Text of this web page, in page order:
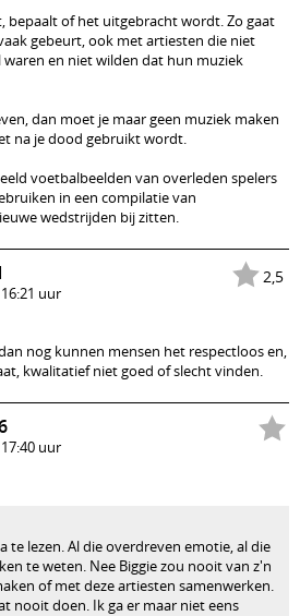
bepaalt of het uitgebracht wordt. Zo gaat
gebeurt, ook met artiesten die niet
en niet wilden dat hun muziek
dan moet je maar geen muziek maken
na je dood gebruikt wordt.
voetbalbeelden van overleden spelers
in een compilatie van
wedstrijden bij zitten.
2,5
uur
nog kunnen mensen het respectloos en,
kwalitatief niet goed of slecht vinden.
uur
te lezen. Al die overdreven emotie, al die
te weten. Nee Biggie zou nooit van z'n
of met deze artiesten samenwerken.
nooit doen. Ik ga er maar niet eens